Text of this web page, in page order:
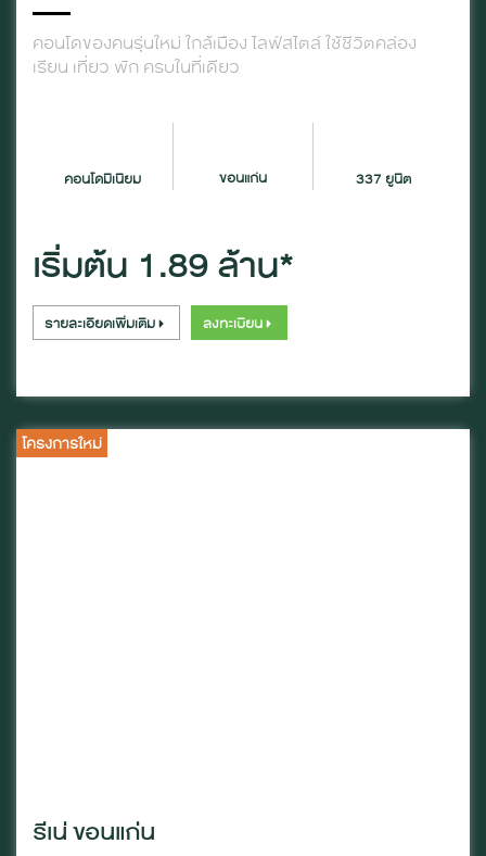
คอนโดของคนรุ่นใหม่ ใกล้เมือง ไลฟ์สไตล์ ใช้ชีวิตคล่อง
เรียน เที่ยว พัก ครบในที่เดียว
คอนโดมิเนียม ขอนแก่น 337 ยูนิต
เริ่มต้น 1.89 ล้าน*
รายละเอียดเพิ่มเติม ลงทะเบียน
โครงการใหม่
รีเน่ ขอนแก่น